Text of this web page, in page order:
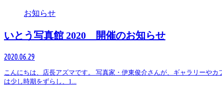
お知らせ
いとう写真館 2020 開催のお知らせ
2020.06.29
こんにちは、店長アズマです。 写真家・伊東俊介さんが、ギャラリーや
は少し時期をずらし、1...